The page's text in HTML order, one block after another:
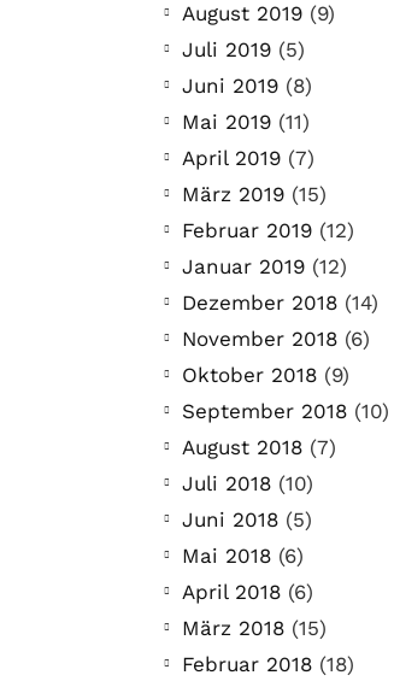
August 2019 (9)
Juli 2019 (5)
Juni 2019 (8)
Mai 2019 (11)
April 2019 (7)
März 2019 (15)
Februar 2019 (12)
Januar 2019 (12)
Dezember 2018 (14)
November 2018 (6)
Oktober 2018 (9)
September 2018 (10)
August 2018 (7)
Juli 2018 (10)
Juni 2018 (5)
Mai 2018 (6)
April 2018 (6)
März 2018 (15)
Februar 2018 (18)